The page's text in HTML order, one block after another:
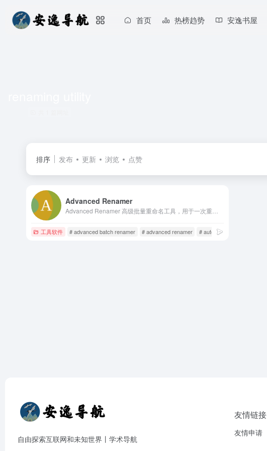
首页 热榜趋势 安逸书屋
排序 发布 更新 浏览 点赞
Advanced Renamer
工具软件 # advanced batch renamer # advanced renamer # auto rename
自由探索互联网和未知世界丨学术导航
友情链接
友情申请